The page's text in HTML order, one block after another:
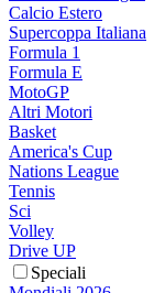
Calcio Estero
Supercoppa Italiana
Formula 1
Formula E
MotoGP
Altri Motori
Basket
America's Cup
Nations League
Tennis
Sci
Volley
Drive UP
Speciali